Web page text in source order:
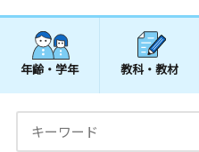
年齢・学年 教科・教材